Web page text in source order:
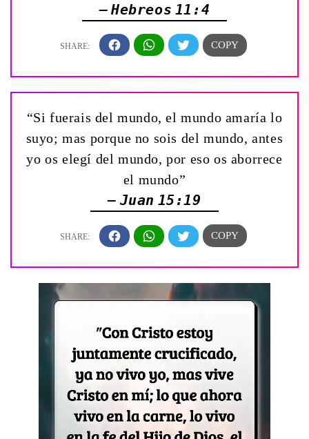
— Hebreos 11:4
“Si fuerais del mundo, el mundo amaría lo
suyo; mas porque no sois del mundo, antes
yo os elegí del mundo, por eso os aborrece
el mundo”
— Juan 15:19